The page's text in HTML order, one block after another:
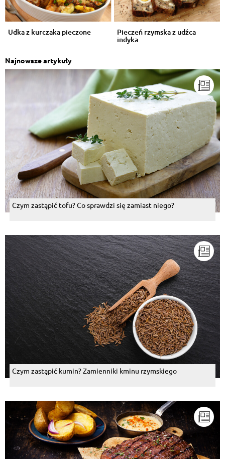
Udka z kurczaka pieczone Pieczeń rzymska z udźca
indyka
Najnowsze artykuły
Czym zastąpić tofu? Co sprawdzi się zamiast niego?
Czym zastąpić kumin? Zamienniki kminu rzymskiego